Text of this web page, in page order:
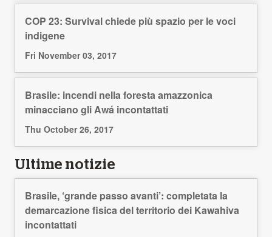
COP 23: Survival chiede più spazio per le voci
indigene
Fri November 03, 2017
Brasile: incendi nella foresta amazzonica
minacciano gli Awá incontattati
Thu October 26, 2017
Ultime notizie
Brasile, ‘grande passo avanti’: completata la
demarcazione fisica del territorio dei Kawahiva
incontattati